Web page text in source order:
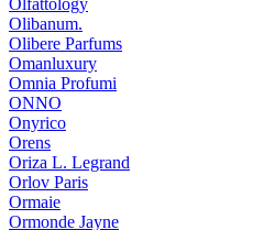
Olfattology
Olibanum.
Olibere Parfums
Omanluxury
Omnia Profumi
ONNO
Onyrico
Orens
Oriza L. Legrand
Orlov Paris
Ormaie
Ormonde Jayne